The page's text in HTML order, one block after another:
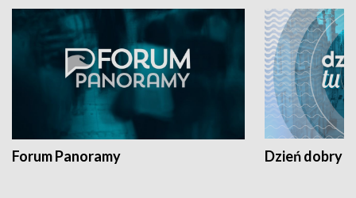
Forum Panoramy Dzień dobry